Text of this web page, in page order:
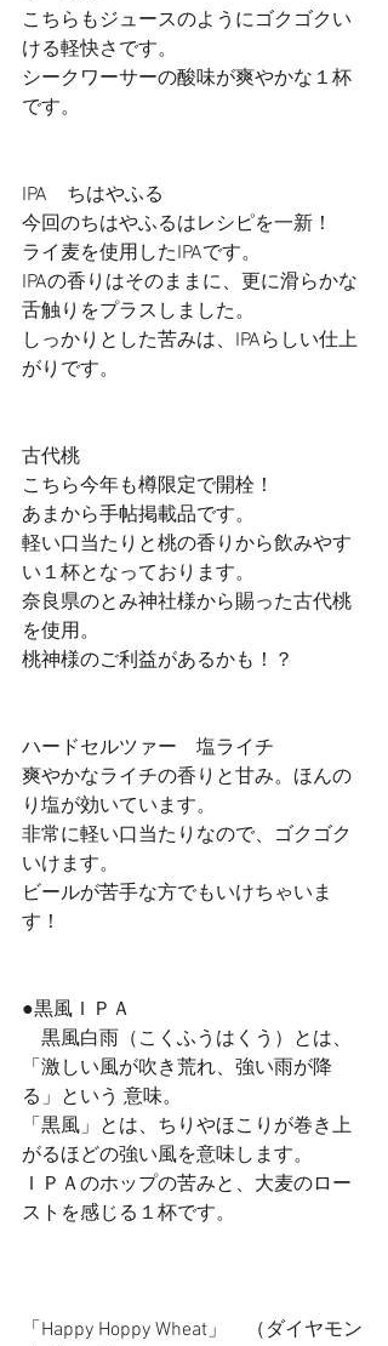
こちらもジュースのようにゴクゴクい
ける軽快さです。
シークワーサーの酸味が爽やかな１杯
です。
IPA　ちはやふる
今回のちはやふるはレシピを一新！
ライ麦を使用したIPAです。
IPAの香りはそのままに、更に滑らかな
舌触りをプラスしました。
しっかりとした苦みは、IPAらしい仕上
がりです。
古代桃
こちら今年も樽限定で開栓！
あまから手帖掲載品です。
軽い口当たりと桃の香りから飲みやす
い１杯となっております。
奈良県のとみ神社様から賜った古代桃
を使用。
桃神様のご利益があるかも！？
ハードセルツァー　塩ライチ
爽やかなライチの香りと甘み。ほんの
り塩が効いています。
非常に軽い口当たりなので、ゴクゴク
いけます。
ビールが苦手な方でもいけちゃいま
す！
●黒風ＩＰＡ
黒風白雨（こくふうはくう）とは、
「激しい風が吹き荒れ、強い雨が降
る」という 意味。
「黒風」とは、ちりやほこりが巻き上
がるほどの強い風を意味します。
ＩＰＡのホップの苦みと、大麦のロー
ストを感じる１杯です。
「Happy Hoppy Wheat」　（ダイヤモン